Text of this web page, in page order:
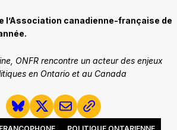
l’Association canadienne-française de
ONFR rencontre un acteur des enjeux
en Ontario et au Canada